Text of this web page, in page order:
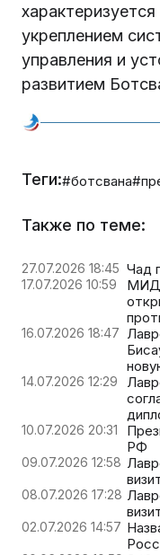
укреплением
управления и
развитием
Теги:#ботсвана
Также по теме:
27.07.2026 18:45 Чад
17.07.2026 10:59
МИД:
16.07.2026 18:47
14.07.2026 12:29
10.07.2026 20:31
РФ
09.07.2026 12:58
08.07.2026 17:28
02.07.2026 14:57